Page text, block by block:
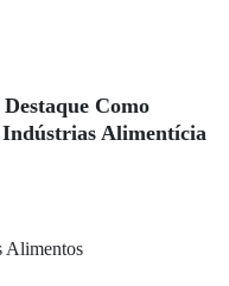
Como
Alimentícia
Alimentos